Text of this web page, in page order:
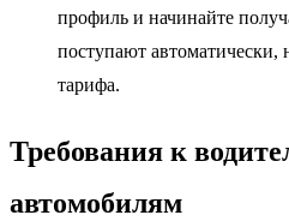
профиль и начинайте
поступают автоматически,
тарифа.
Требования к
автомобилям